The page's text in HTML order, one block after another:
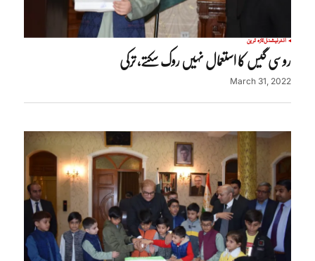
انٹرنیشنلتازہ ترین
روسی گیس کا استعمال نہیں روک سکتے، ترکی
March 31, 2022